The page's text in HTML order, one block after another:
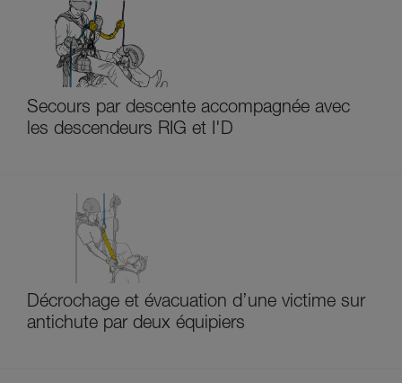
Secours par descente accompagnée avec
les descendeurs RIG et I'D
Décrochage et évacuation d’une victime sur
antichute par deux équipiers